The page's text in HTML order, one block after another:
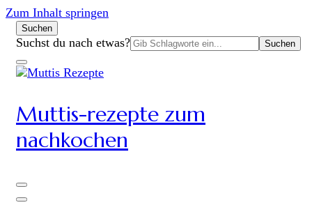
Zum Inhalt springen
Suchen
Suchen
nach:
Suchst du nach etwas?
Muttis-rezepte zum
nachkochen